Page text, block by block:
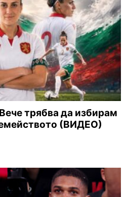
трябва да избирам
(ВИДЕО)